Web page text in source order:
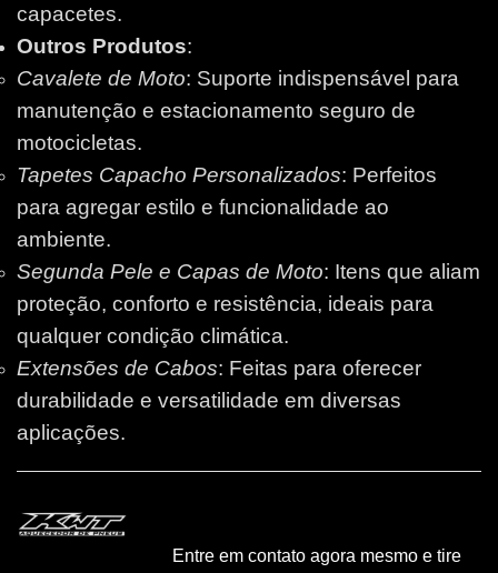
capacetes.
Outros Produtos:
Cavalete de Moto: Suporte indispensável para
manutenção e estacionamento seguro de
motocicletas.
Tapetes Capacho Personalizados: Perfeitos
para agregar estilo e funcionalidade ao
ambiente.
Segunda Pele e Capas de Moto: Itens que aliam
proteção, conforto e resistência, ideais para
qualquer condição climática.
Extensões de Cabos: Feitas para oferecer
durabilidade e versatilidade em diversas
aplicações.
Entre em contato agora mesmo e tire